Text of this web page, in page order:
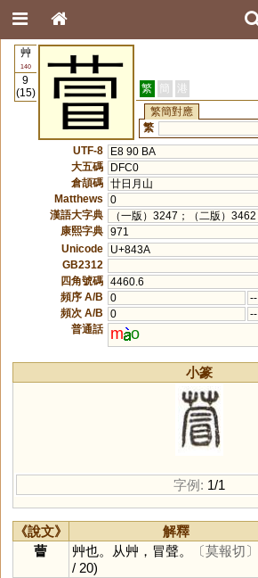
艸
140
9
(15)
萺 繁 簡 港
繁簡對應
繁
UTF-8
E8 90 BA
大五碼
DFC0
倉頡碼 廿日月山
Matthews
0
漢語大字典
（一版）3247；（二版）3462
康熙字典 971
Unicode
U+843A
GB2312
四角號碼 4460.6
頻序 A/B
0
--
頻次 A/B
0
--
普通話
m o
小篆
字例: 1/1
《說文》 解釋
萺
艸也。从艸，冒聲。 〔莫報切〕
/ 20)